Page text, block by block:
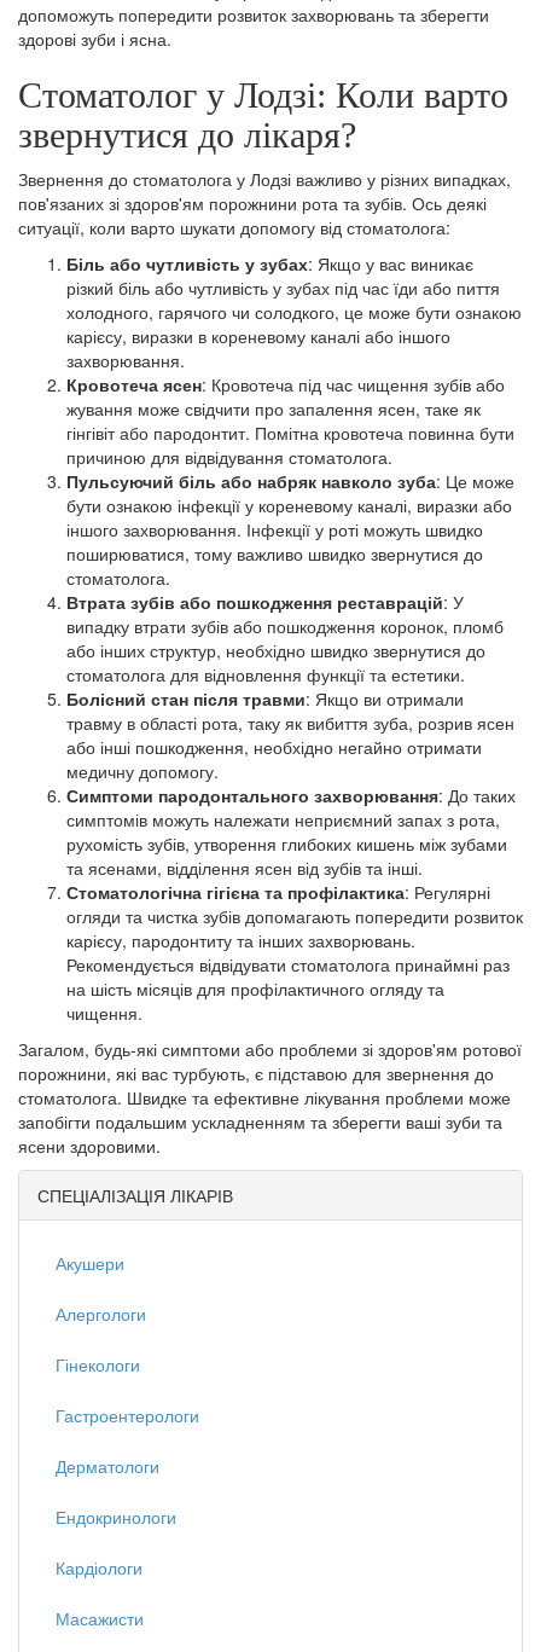
допоможуть попередити розвиток захворювань та зберегти
здорові зуби і ясна.
Стоматолог у Лодзі: Коли варто
звернутися до лікаря?
Звернення до стоматолога у Лодзі важливо у різних випадках,
пов'язаних зі здоров'ям порожнини рота та зубів. Ось деякі
ситуації, коли варто шукати допомогу від стоматолога:
Біль або чутливість у зубах: Якщо у вас виникає
різкий біль або чутливість у зубах під час їди або пиття
холодного, гарячого чи солодкого, це може бути ознакою
карієсу, виразки в кореневому каналі або іншого
захворювання.
Кровотеча ясен: Кровотеча під час чищення зубів або
жування може свідчити про запалення ясен, таке як
гінгівіт або пародонтит. Помітна кровотеча повинна бути
причиною для відвідування стоматолога.
Пульсуючий біль або набряк навколо зуба: Це може
бути ознакою інфекції у кореневому каналі, виразки або
іншого захворювання. Інфекції у роті можуть швидко
поширюватися, тому важливо швидко звернутися до
стоматолога.
Втрата зубів або пошкодження реставрацій: У
випадку втрати зубів або пошкодження коронок, пломб
або інших структур, необхідно швидко звернутися до
стоматолога для відновлення функції та естетики.
Болісний стан після травми: Якщо ви отримали
травму в області рота, таку як вибиття зуба, розрив ясен
або інші пошкодження, необхідно негайно отримати
медичну допомогу.
Симптоми пародонтального захворювання: До таких
симптомів можуть належати неприємний запах з рота,
рухомість зубів, утворення глибоких кишень між зубами
та ясенами, відділення ясен від зубів та інші.
Стоматологічна гігієна та профілактика: Регулярні
огляди та чистка зубів допомагають попередити розвиток
карієсу, пародонтиту та інших захворювань.
Рекомендується відвідувати стоматолога принаймні раз
на шість місяців для профілактичного огляду та
чищення.
Загалом, будь-які симптоми або проблеми зі здоров'ям ротової
порожнини, які вас турбують, є підставою для звернення до
стоматолога. Швидке та ефективне лікування проблеми може
запобігти подальшим ускладненням та зберегти ваші зуби та
ясени здоровими.
СПЕЦІАЛІЗАЦІЯ ЛІКАРІВ
Акушери
Алергологи
Гінекологи
Гастроентерологи
Дерматологи
Ендокринологи
Кардіологи
Масажисти